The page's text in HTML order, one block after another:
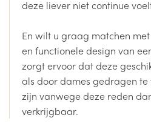
deze liever niet continue
En wilt u graag matchen
en functionele design van
zorgt ervoor dat deze
als door dames gedragen te
zijn vanwege deze reden
verkrijgbaar.